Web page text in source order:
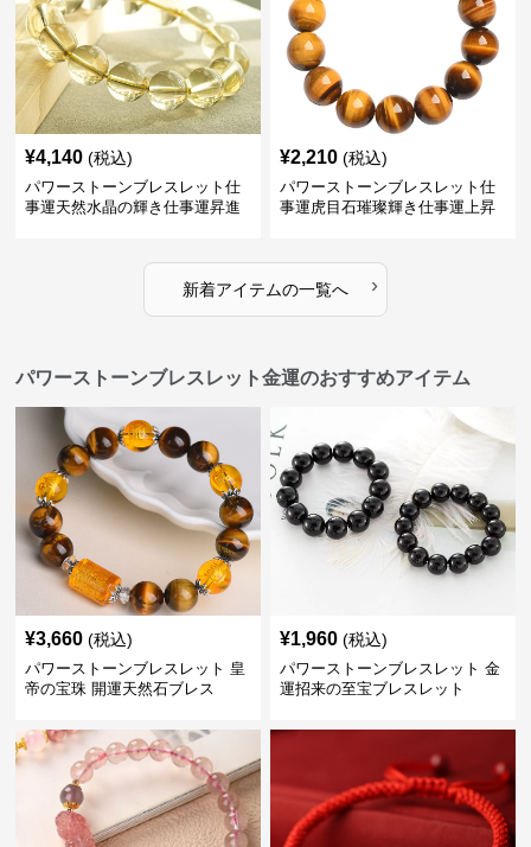
¥4,140 (税込)
パワーストーンブレスレット仕
事運天然水晶の輝き仕事運昇進
¥2,210 (税込)
パワーストーンブレスレット仕
事運虎目石璀璨輝き仕事運上昇
新着アイテムの一覧へ ›
パワーストーンブレスレット金運のおすすめアイテム
¥3,660 (税込)
パワーストーンブレスレット 皇
帝の宝珠 開運天然石ブレス
¥1,960 (税込)
パワーストーンブレスレット 金
運招来の至宝ブレスレット